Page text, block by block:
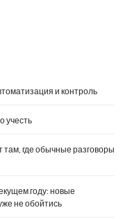
и контроль
учесть
где обычные разговоры
году: новые
не обойтись